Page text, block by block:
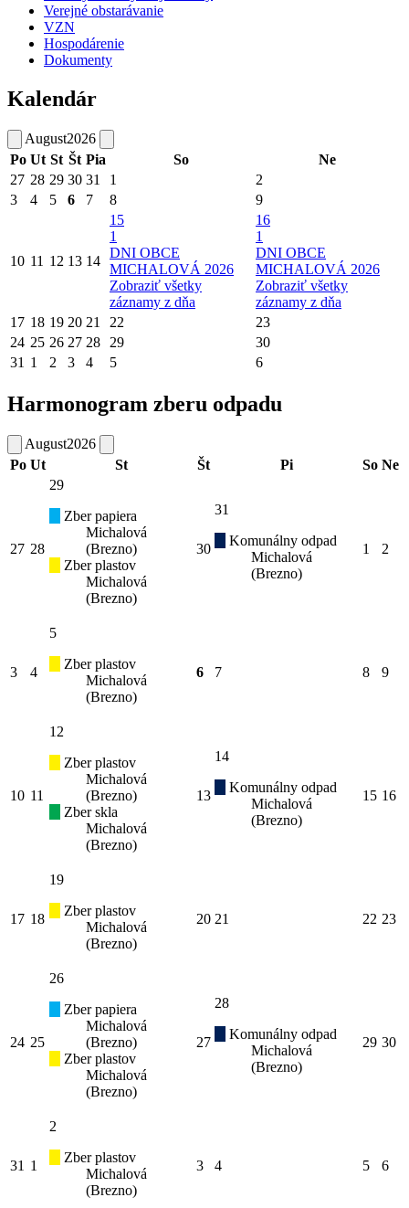
Verejné obstarávanie
VZN
Hospodárenie
Dokumenty
Kalendár
August2026
Po Ut St Št Pia So
Ne
27 28 29 30 31 1
2
3
4 5 6 7 8 9
10 11 12 13 14
15
1
DNI OBCE
MICHALOVÁ 2026
Zobraziť všetky
záznamy z dňa
16
1
DNI OBCE
MICHALOVÁ 2026
Zobraziť všetky
záznamy z dňa
17 18 19 20 21 22
23
24 25 26 27 28 29
30
31 1 2 3 4 5 6
Harmonogram zberu odpadu
August2026
Po Ut St Št Pi So Ne
27 28
29
Zber papiera
Michalová
(Brezno)
Zber plastov
Michalová
(Brezno)
30
31
Komunálny odpad
Michalová
(Brezno)
1 2
3 4
5
Zber plastov
Michalová
(Brezno)
6 7 8 9
10 11
12
Zber plastov
Michalová
(Brezno)
Zber skla
Michalová
(Brezno)
13
14
Komunálny odpad
Michalová
(Brezno)
15 16
17 18
19
Zber plastov
Michalová
(Brezno)
20 21 22 23
24 25
26
Zber papiera
Michalová
(Brezno)
Zber plastov
Michalová
(Brezno)
27
28
Komunálny odpad
Michalová
(Brezno)
29 30
31 1
2
Zber plastov
Michalová
(Brezno)
3 4 5 6